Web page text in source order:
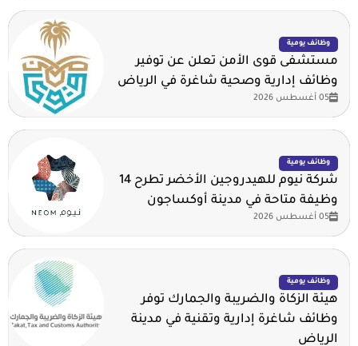
وظائف يومية
مستشفى قوى الأمن تعلن عن توفير
وظائف إدارية وصحية شاغرة في الرياض
05 أغسطس 2026
وظائف يومية
شركة نيوم للهيدروجين الأخضر تطرح 14
وظيفة متاحة في مدينة أوكساجون
05 أغسطس 2026
وظائف يومية
هيئة الزكاة والضريبة والجمارك توفر
وظائف شاغرة إدارية وتقنية في مدينة
الرياض